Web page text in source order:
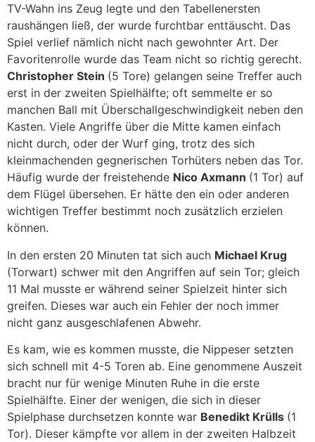
TV-Wahn ins Zeug legte und den Tabellenersten
raushängen ließ, der wurde furchtbar enttäuscht. Das
Spiel verlief nämlich nicht nach gewohnter Art. Der
Favoritenrolle wurde das Team nicht so richtig gerecht.
Christopher Stein (5 Tore) gelangen seine Treffer auch
erst in der zweiten Spielhälfte; oft semmelte er so
manchen Ball mit Überschallgeschwindigkeit neben den
Kasten. Viele Angriffe über die Mitte kamen einfach
nicht durch, oder der Wurf ging, trotz des sich
kleinmachenden gegnerischen Torhüters neben das Tor.
Häufig wurde der freistehende Nico Axmann (1 Tor) auf
dem Flügel übersehen. Er hätte den ein oder anderen
wichtigen Treffer bestimmt noch zusätzlich erzielen
können.
In den ersten 20 Minuten tat sich auch Michael Krug
(Torwart) schwer mit den Angriffen auf sein Tor; gleich
11 Mal musste er während seiner Spielzeit hinter sich
greifen. Dieses war auch ein Fehler der noch immer
nicht ganz ausgeschlafenen Abwehr.
Es kam, wie es kommen musste, die Nippeser setzten
sich schnell mit 4-5 Toren ab. Eine genommene Auszeit
bracht nur für wenige Minuten Ruhe in die erste
Spielhälfte. Einer der wenigen, die sich in dieser
Spielphase durchsetzen konnte war Benedikt Krülls (1
Tor). Dieser kämpfte vor allem in der zweiten Halbzeit